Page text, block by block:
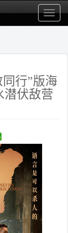
显
示
行”版海
潜伏敌营